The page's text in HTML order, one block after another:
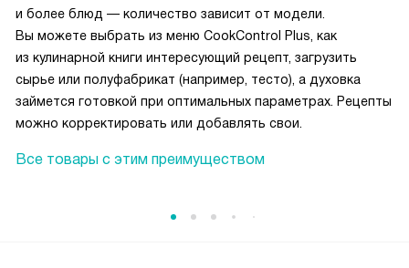
и более блюд — количество зависит от модели.
Вы можете выбрать из меню CookControl Plus, как
из кулинарной книги интересующий рецепт, загрузить
сырье или полуфабрикат (например, тесто), а духовка
займется готовкой при оптимальных параметрах. Рецепты
можно корректировать или добавлять свои.
Все товары с этим преимуществом